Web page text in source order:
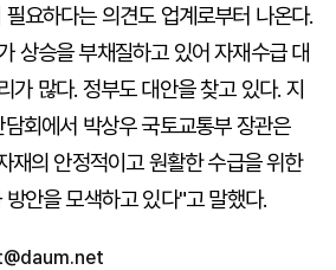
요하다는 의견도 업계로부터 나온다.
상승을 부채질하고 있어 자재수급 대
가 많다. 정부도 대안을 찾고 있다. 지
회에서 박상우 국토교통부 장관은
재의 안정적이고 원활한 수급을 위한
안을 모색하고 있다"고 말했다.